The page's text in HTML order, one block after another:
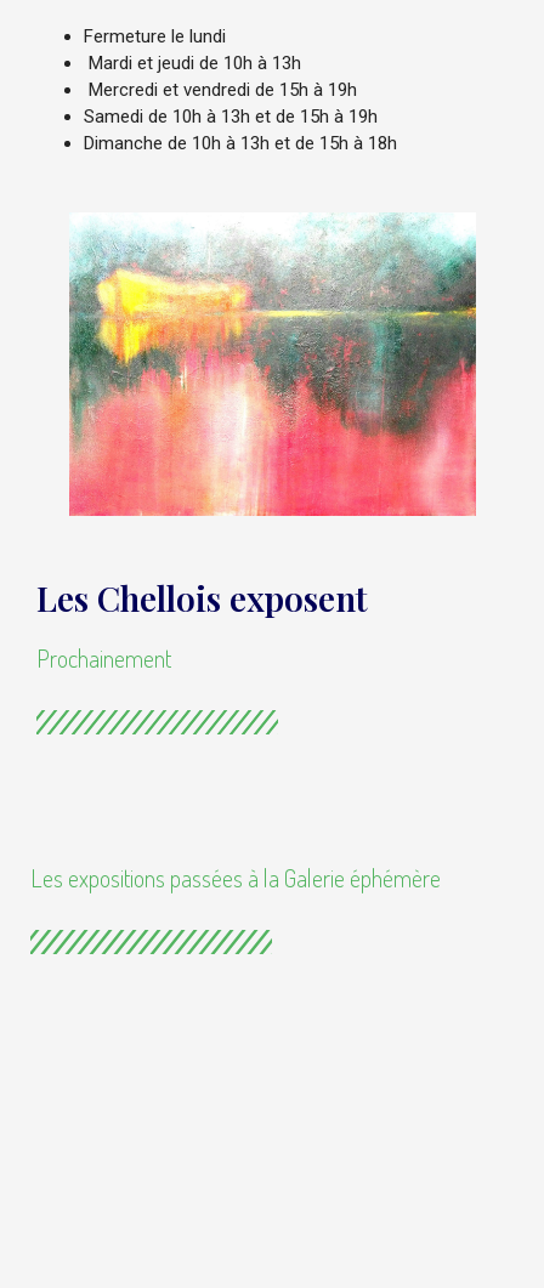
Fermeture le lundi
Mardi et jeudi de 10h à 13h
Mercredi et vendredi de 15h à 19h
Samedi de 10h à 13h et de 15h à 19h
Dimanche de 10h à 13h et de 15h à 18h
Les Chellois exposent
Prochainement
Les expositions passées à la Galerie éphémère